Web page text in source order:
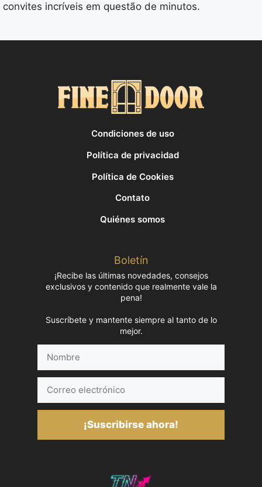
convites incríveis em questão de minutos.
Condiciones de uso
Política de privacidad
Política de Cookies
Contato
Quiénes somos
Boletín
¡Recibe las últimas novedades, consejos
exclusivos y contenido que realmente vale la
pena!
Suscríbete y mantente siempre al tanto de lo
mejor.
electrónico
¡Suscribirse ahora!